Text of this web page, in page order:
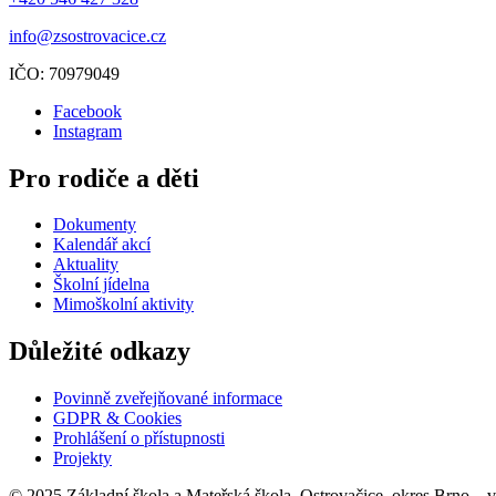
info@zsostrovacice.cz
IČO: 70979049
Facebook
Instagram
Pro rodiče a děti
Dokumenty
Kalendář akcí
Aktuality
Školní jídelna
Mimoškolní aktivity
Důležité odkazy
Povinně zveřejňované informace
GDPR & Cookies
Prohlášení o přístupnosti
Projekty